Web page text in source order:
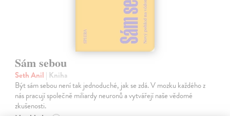
Sám sebou
Seth Anil | Kniha
Být sám sebou není tak jednoduché, jak se zdá. V mozku každého z
nás pracují společně miliardy neuronů a vytvářejí naše vědomé
zkušenosti.